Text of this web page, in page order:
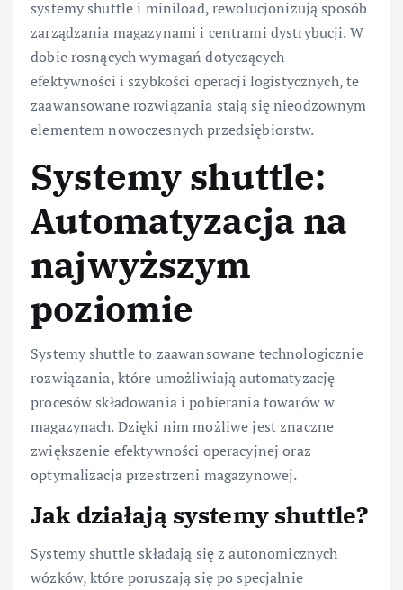
systemy shuttle i miniload, rewolucjonizują sposób
zarządzania magazynami i centrami dystrybucji. W
dobie rosnących wymagań dotyczących
efektywności i szybkości operacji logistycznych, te
zaawansowane rozwiązania stają się nieodzownym
elementem nowoczesnych przedsiębiorstw.
Systemy shuttle:
Automatyzacja na
najwyższym
poziomie
Systemy shuttle to zaawansowane technologicznie
rozwiązania, które umożliwiają automatyzację
procesów składowania i pobierania towarów w
magazynach. Dzięki nim możliwe jest znaczne
zwiększenie efektywności operacyjnej oraz
optymalizacja przestrzeni magazynowej.
Jak działają systemy shuttle?
Systemy shuttle składają się z autonomicznych
wózków, które poruszają się po specjalnie